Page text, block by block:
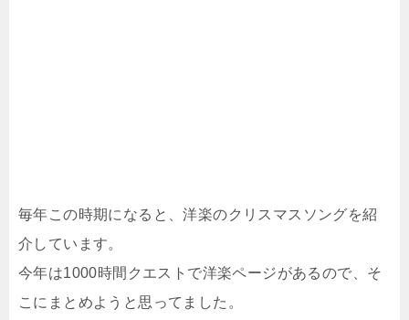
毎年この時期になると、洋楽のクリスマスソングを紹
介しています。
今年は1000時間クエストで洋楽ページがあるので、そ
こにまとめようと思ってました。